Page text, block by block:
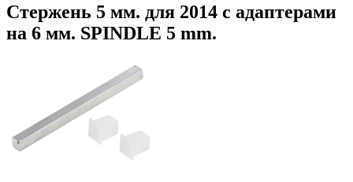
Стержень 5 мм. для 2014 с адаптерами
на 6 мм. SPINDLE 5 mm.